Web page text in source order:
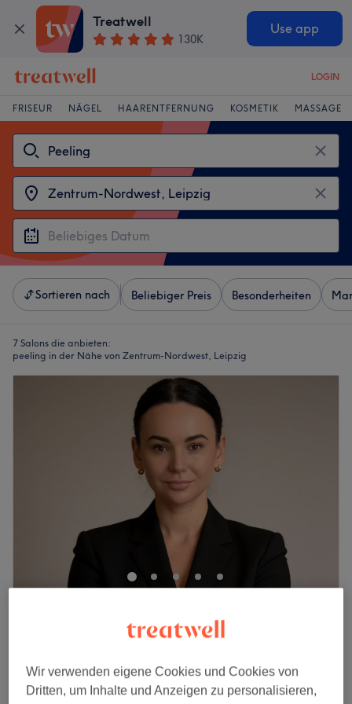
Treatwell
130K
Use app
LOGIN
FRISEUR NÄGEL HAARENTFERNUNG KOSMETIK MASSAGE
Sortieren nach Beliebiger Preis Besonderheiten
7 Salons die anbieten:
peeling in der Nähe von Zentrum-Nordwest, Leipzig
357 Bewertungen
Zentrum-West, Leipzig
Auf Karte anzeigen
mit Vitamin C
40 Min. - 1 Std. 10 Min.
ab 115 €
Wir verwenden eigene Cookies und Cookies von
Dritten, um Inhalte und Anzeigen zu personalisieren,